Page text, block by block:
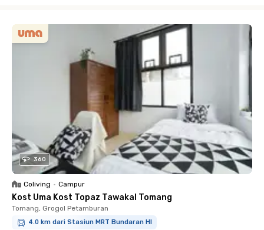
360
Coliving • Campur
Kost Uma Kost Topaz Tawakal Tomang
Tomang, Grogol Petamburan
4.0 km dari Stasiun MRT Bundaran HI